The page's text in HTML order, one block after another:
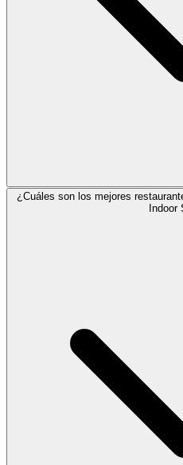
¿Cuáles son los mejores
Indoor